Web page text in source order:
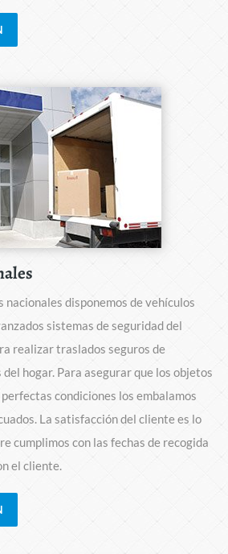
nacionales disponemos de vehículos
sistemas de seguridad del
realizar traslados seguros de
hogar. Para asegurar que los objetos
condiciones los embalamos
La satisfacción del cliente es lo
cumplimos con las fechas de recogida
el cliente.